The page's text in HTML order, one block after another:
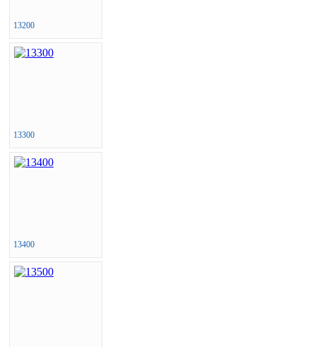
13200
13300
13400